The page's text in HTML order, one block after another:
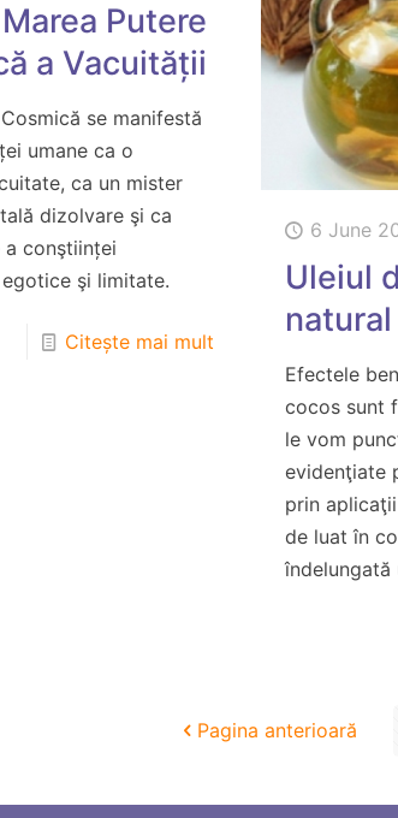
Putere
a Vacuității
se manifestă
umane ca o
ca un mister
dizolvare şi ca
a conştiinței
şi limitate.
Citește mai mult
6 June
Uleiul
natural
Efectele
cocos sunt
le vom
evidenţiate
prin
de luat în
îndelungată
Pagina anterioară